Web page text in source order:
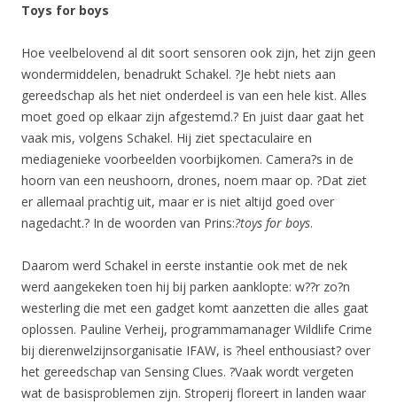
Toys for boys
Hoe veelbelovend al dit soort sensoren ook zijn, het zijn geen
wondermiddelen, benadrukt Schakel. ?Je hebt niets aan
gereedschap als het niet onderdeel is van een hele kist. Alles
moet goed op elkaar zijn afgestemd.? En juist daar gaat het
vaak mis, volgens Schakel. Hij ziet spectaculaire en
mediagenieke voorbeelden voorbijkomen. Camera?s in de
hoorn van een neushoorn, drones, noem maar op. ?Dat ziet
er allemaal prachtig uit, maar er is niet altijd goed over
nagedacht.? In de woorden van Prins:?toys for boys.
Daarom werd Schakel in eerste instantie ook met de nek
werd aangekeken toen hij bij parken aanklopte: w??r zo?n
westerling die met een gadget komt aanzetten die alles gaat
oplossen. Pauline Verheij, programmamanager Wildlife Crime
bij dierenwelzijnsorganisatie IFAW, is ?heel enthousiast? over
het gereedschap van Sensing Clues. ?Vaak wordt vergeten
wat de basisproblemen zijn. Stroperij floreert in landen waar